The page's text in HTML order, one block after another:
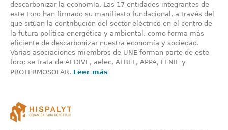
descarbonizar la economía. Las 17 entidades integrantes de
este Foro han firmado su manifiesto fundacional, a través del
que sitúan la contribución del sector eléctrico en el centro de
la futura política energética y ambiental, como forma más
eficiente de descarbonizar nuestra economía y sociedad.
Varias asociaciones miembros de UNE forman parte de este
foro; se trata de AEDIVE, aelec, AFBEL, APPA, FENIE y
PROTERMOSOLAR. Leer más